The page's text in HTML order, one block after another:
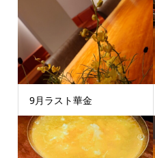
9月ラスト華金